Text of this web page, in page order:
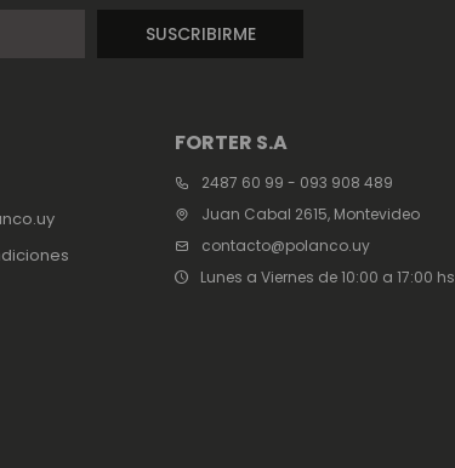
FORTER S.A
2487 60 99 - 093 908 489
Juan Cabal 2615, Montevideo
contacto@polanco.uy
Lunes a Viernes de 10:00 a 17:00 hs
SUSCRIBIRME